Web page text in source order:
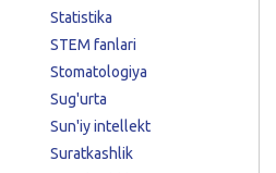
Statistika
STEM fanlari
Stomatologiya
Sug'urta
Sun'iy intellekt
Suratkashlik